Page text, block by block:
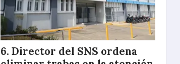
Director del SNS ordena